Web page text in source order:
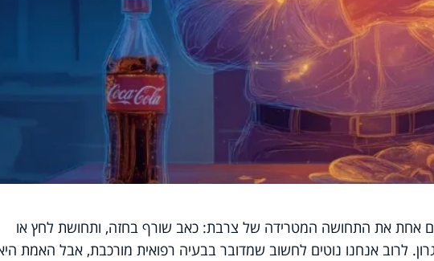
אחת את התחושה המטרידה של צרבת: כאב שורף בחזה, ותחושת לחץ או
לרוב אנחנו נוטים לחשוב שמדובר בבעיה רפואית מורכבת, אבל האמת